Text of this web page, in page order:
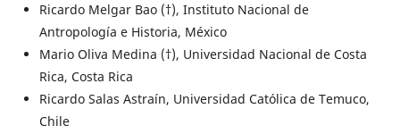
Ricardo Melgar Bao (†), Instituto Nacional de
Antropología e Historia, México
Mario Oliva Medina (†), Universidad Nacional de Costa
Rica, Costa Rica
Ricardo Salas Astraín, Universidad Católica de Temuco,
Chile